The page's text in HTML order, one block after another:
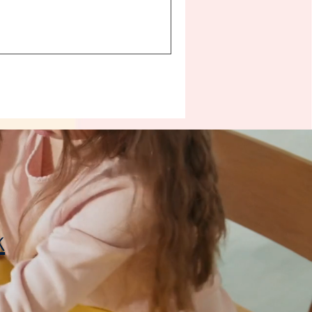
ostatním. Z fotografií je vidět, jak
správ